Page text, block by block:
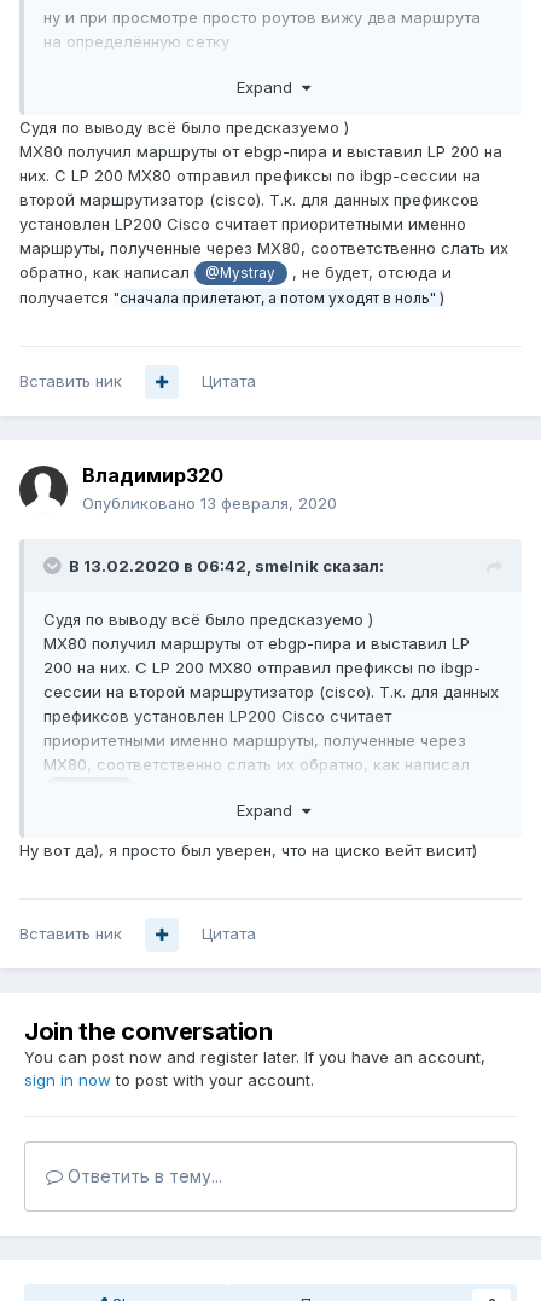
ну и при просмотре просто роутов вижу два маршрута
на определённую сетку
AS path: 64512 I, validation-state: unverified
[BGP/170] 09:21:26, MED 0, localpref 100, from
3.3.3.3
AS path: 64512 64512 I, validation-state:
unverified
> to 10.3.46.2 via irb.46
Expand
Судя по выводу всё было предсказуемо )
MX80 получил маршруты от ebgp-пира и выставил LP 200 на
них. С LP 200 MX80 отправил префиксы по ibgp-сессии на
второй маршрутизатор (cisco). Т.к. для данных префиксов
установлен LP200 Cisco считает приоритетными именно
маршруты, полученные через MX80, соответственно слать их
обратно, как написал
@Mystray
, не будет, отсюда и
получается "сначала прилетают, а потом уходят в ноль" )
Вставить ник Цитата
Владимир320
Опубликовано 13 февраля, 2020
В 13.02.2020 в 06:42, smelnik сказал:
Судя по выводу всё было предсказуемо )
MX80 получил маршруты от ebgp-пира и выставил LP
200 на них. С LP 200 MX80 отправил префиксы по ibgp-
сессии на второй маршрутизатор (cisco). Т.к. для данных
префиксов установлен LP200 Cisco считает
приоритетными именно маршруты, полученные через
MX80, соответственно слать их обратно, как написал
прилетают, а потом уходят в ноль" )
Expand
Ну вот да), я просто был уверен, что на циско вейт висит)
Вставить ник Цитата
Join the conversation
You can post now and register later. If you have an account,
sign in now to post with your account.
Ответить в тему...